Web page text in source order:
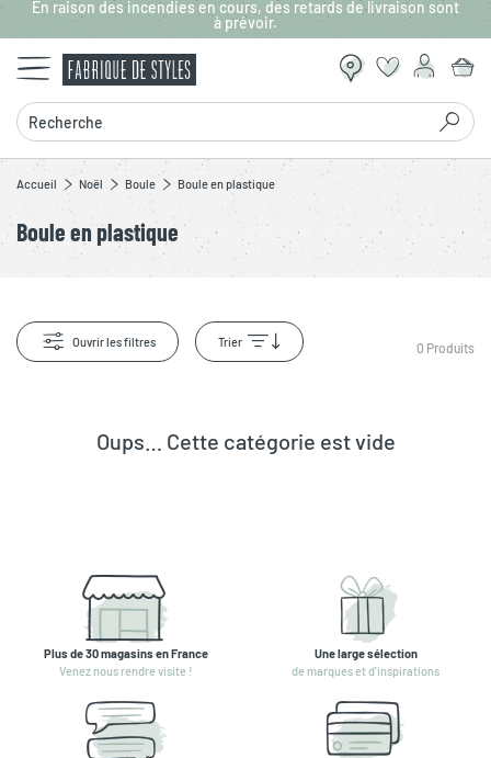
Aller au contenu principal
En raison des incendies en cours, des retards de livraison sont
à prévoir.
Recherche
Accueil Noël Boule Boule en plastique
Boule en plastique
Ouvrir les filtres Trier 0 Produits
Oups… Cette catégorie est vide
Plus de 30 magasins en France
Venez nous rendre visite !
Une large sélection
de marques et d'inspirations